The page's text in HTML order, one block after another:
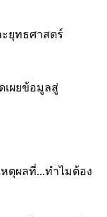
ยุทธศาสตร์
เผยข้อมูลสู่
หตุผลที่...ทำไมต้อง